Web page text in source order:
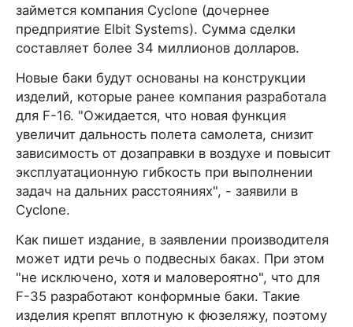
займется компания Cyclone (дочернее
предприятие Elbit Systems). Сумма сделки
составляет более 34 миллионов долларов.
Новые баки будут основаны на конструкции
изделий, которые ранее компания разработала
для F-16. "Ожидается, что новая функция
увеличит дальность полета самолета, снизит
зависимость от дозаправки в воздухе и повысит
эксплуатационную гибкость при выполнении
задач на дальних расстояниях", - заявили в
Cyclone.
Как пишет издание, в заявлении производителя
может идти речь о подвесных баках. При этом
"не исключено, хотя и маловероятно", что для
F-35 разработают конформные баки. Такие
изделия крепят вплотную к фюзеляжу, поэтому